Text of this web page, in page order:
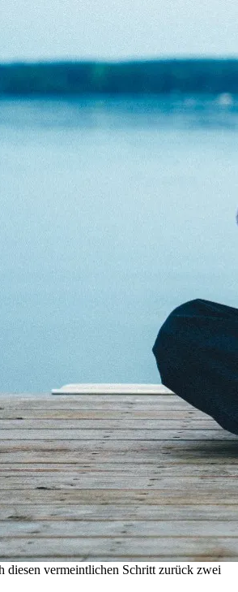
2026
nicht mehr gibt“: Mit diesem rätselhaften
Debütalbum an – und macht damit einen
Kapitel seiner jungen Karriere.
liegen beachtliche Meilensteine:
Songs, eine erste eigene EP und bereits
er seine berührende Musik zwischen
Sounds in ganz Deutschland auf die
ist TJARK bereit für die nächste Etappe.
von den Erwartungen anderer – aber
Eine, in der er die Großstadt hinter sich
Dorfleben seiner alten Heimat eintaucht.
Hamburger Kiezkultur hinzugeben,
die Ruhe und Idylle der Brandenburger
diesen vermeintlichen Schritt zurück zwei